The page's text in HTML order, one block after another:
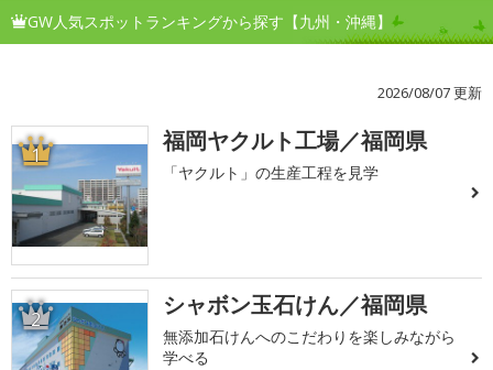
GW人気スポットランキングから探す【九州・沖縄】
2026/08/07 更新
1 福岡ヤクルト工場／福岡県
「ヤクルト」の生産工程を見学
2 シャボン玉石けん／福岡県
無添加石けんへのこだわりを楽しみながら
学べる